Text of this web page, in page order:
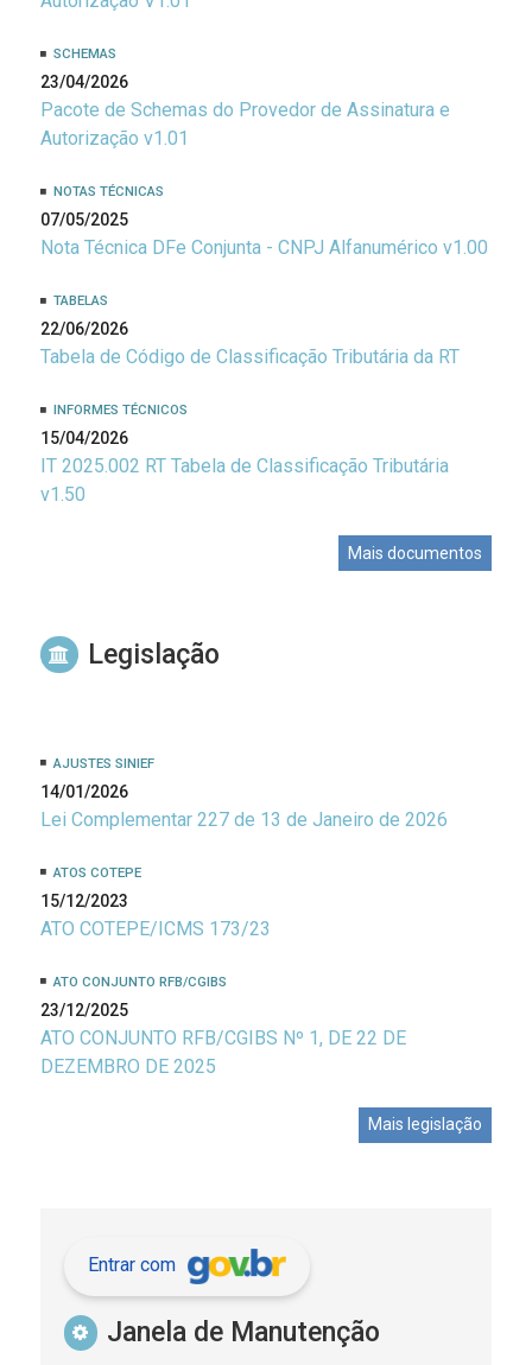
SCHEMAS
23/04/2026
Pacote de Schemas do Provedor de Assinatura e
Autorização v1.01
NOTAS TÉCNICAS
07/05/2025
Nota Técnica DFe Conjunta - CNPJ Alfanumérico v1.00
TABELAS
22/06/2026
Tabela de Código de Classificação Tributária da RT
INFORMES TÉCNICOS
15/04/2026
IT 2025.002 RT Tabela de Classificação Tributária
v1.50
Mais documentos
Legislação
AJUSTES SINIEF
14/01/2026
Lei Complementar 227 de 13 de Janeiro de 2026
ATOS COTEPE
15/12/2023
ATO COTEPE/ICMS 173/23
ATO CONJUNTO RFB/CGIBS
23/12/2025
ATO CONJUNTO RFB/CGIBS Nº 1, DE 22 DE
DEZEMBRO DE 2025
Mais legislação
Entrar com
Janela de Manutenção